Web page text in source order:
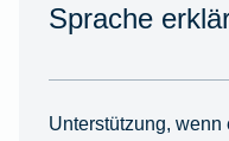
Sprache
Unterstützung, wenn